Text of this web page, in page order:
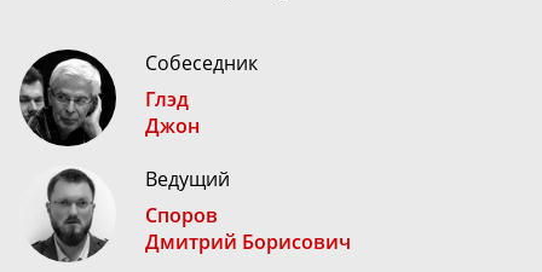
Собеседник
Глэд
Джон
Ведущий
Споров
Дмитрий Борисович